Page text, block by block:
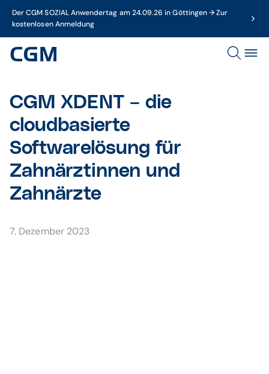
Der CGM SOZIAL Anwendertag am 24.09.26 in Göttingen → Zur
kostenlosen Anmeldung
CGM XDENT – die
cloudbasierte
Softwarelösung für
Zahnärztinnen und
Zahnärzte
7. Dezember 2023